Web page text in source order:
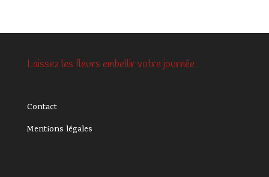
Laissez les fleurs embellir votre journée
Contact
Mentions légales